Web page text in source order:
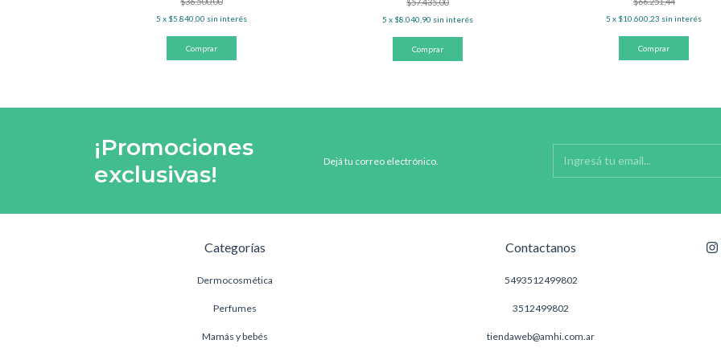
5 x $5.840,00 sin interés 5 x $8.040,90 sin interés 5 x $10.600,23 sin interés
¡Promociones
exclusivas!
Dejá tu correo electrónico.
Categorías
Dermocosmética
Perfumes
Mamás y bebés
Contactanos
5493512499802
3512499802
tiendaweb@amhi.com.ar